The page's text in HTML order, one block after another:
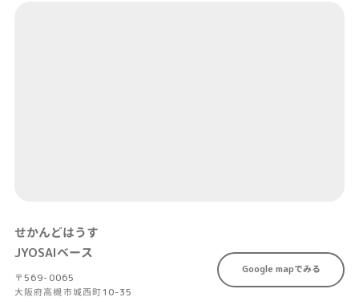
せかんどはうす
JYOSAIベース
〒569-0065
大阪府高槻市城西町10-35
Google mapでみる